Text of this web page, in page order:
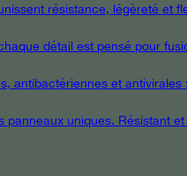
résistance, légèreté et
détail est pensé pour
antibactériennes et
uniques. Résistant